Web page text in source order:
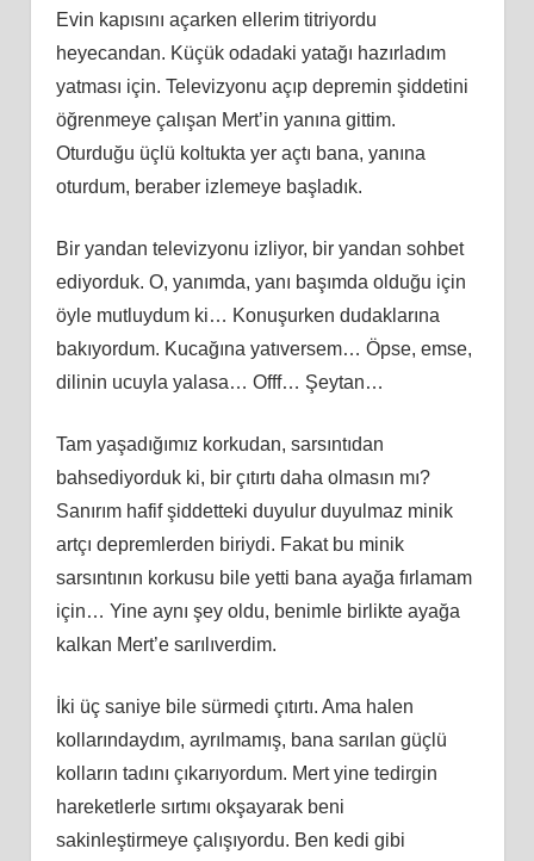
Evin kapısını açarken ellerim titriyordu
heyecandan. Küçük odadaki yatağı hazırladım
yatması için. Televizyonu açıp depremin şiddetini
öğrenmeye çalışan Mert’in yanına gittim.
Oturduğu üçlü koltukta yer açtı bana, yanına
oturdum, beraber izlemeye başladık.
Bir yandan televizyonu izliyor, bir yandan sohbet
ediyorduk. O, yanımda, yanı başımda olduğu için
öyle mutluydum ki… Konuşurken dudaklarına
bakıyordum. Kucağına yatıversem… Öpse, emse,
dilinin ucuyla yalasa… Offf… Şeytan…
Tam yaşadığımız korkudan, sarsıntıdan
bahsediyorduk ki, bir çıtırtı daha olmasın mı?
Sanırım hafif şiddetteki duyulur duyulmaz minik
artçı depremlerden biriydi. Fakat bu minik
sarsıntının korkusu bile yetti bana ayağa fırlamam
için… Yine aynı şey oldu, benimle birlikte ayağa
kalkan Mert’e sarılıverdim.
İki üç saniye bile sürmedi çıtırtı. Ama halen
kollarındaydım, ayrılmamış, bana sarılan güçlü
kolların tadını çıkarıyordum. Mert yine tedirgin
hareketlerle sırtımı okşayarak beni
sakinleştirmeye çalışıyordu. Ben kedi gibi